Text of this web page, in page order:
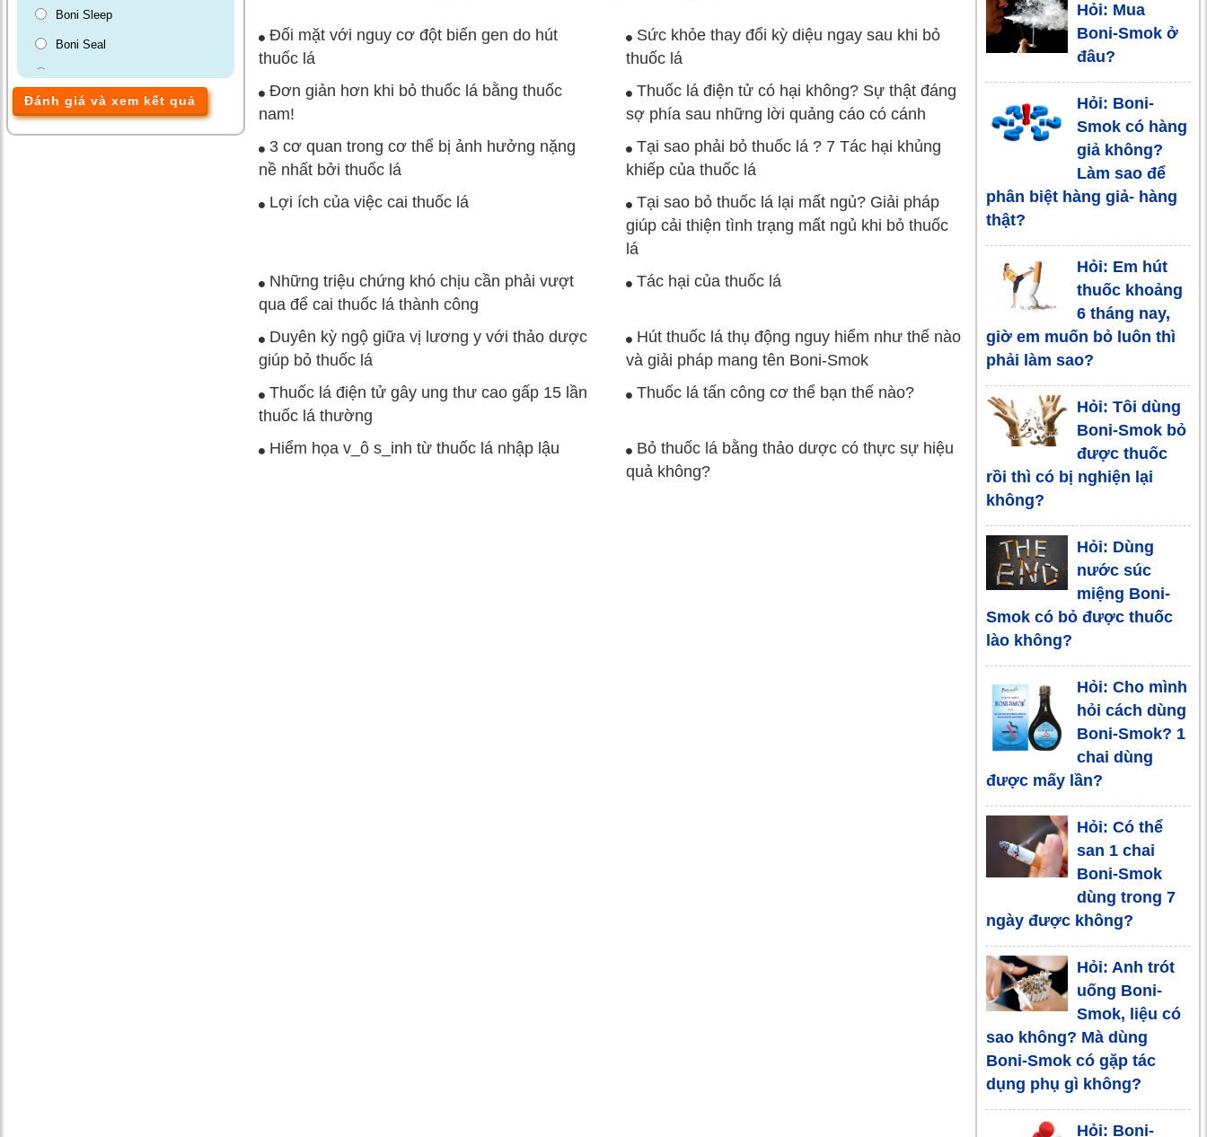
Boni Sleep
Boni Seal
Màng phim tránh thai VCF
BoniBaio
Đánh giá và xem kết quả
Đối mặt với nguy cơ đột biến gen do hút
thuốc lá
Sức khỏe thay đổi kỳ diệu ngay sau khi bỏ
thuốc lá
Đơn giản hơn khi bỏ thuốc lá bằng thuốc
nam!
Thuốc lá điện tử có hại không? Sự thật đáng
sợ phía sau những lời quảng cáo có cánh
3 cơ quan trong cơ thể bị ảnh hưởng nặng
nề nhất bởi thuốc lá
Tại sao phải bỏ thuốc lá ? 7 Tác hại khủng
khiếp của thuốc lá
Lợi ích của việc cai thuốc lá
Tại sao bỏ thuốc lá lại mất ngủ? Giải pháp
giúp cải thiện tình trạng mất ngủ khi bỏ thuốc
lá
Những triệu chứng khó chịu cần phải vượt
qua để cai thuốc lá thành công
Tác hại của thuốc lá
Duyên kỳ ngộ giữa vị lương y với thảo dược
giúp bỏ thuốc lá
Hút thuốc lá thụ động nguy hiểm như thế nào
và giải pháp mang tên Boni-Smok
Thuốc lá điện tử gây ung thư cao gấp 15 lần
thuốc lá thường
Thuốc lá tấn công cơ thể bạn thế nào?
Hiểm họa v_ô s_inh từ thuốc lá nhập lậu
Bỏ thuốc lá bằng thảo dược có thực sự hiệu
quả không?
của thuốc lá
Đối mặt với
nguy cơ đột
biến gen do
hút thuốc lá
Boni-Smok,
chắp cánh
người nghiện thuốc lá
Duyên kỳ ngộ
giữa vị lương
y với thảo
dược giúp bỏ
thuốc lá
Người lớn hút
thuốc, trẻ có
thể lên cơn
hen, đột tử
Hiểm họa v_ô
s_inh từ thuốc
lá nhập lậu
không giúp
chồng bạn bỏ
được thuốc lá
Sức khỏe thay
đổi kỳ diệu
ngay sau khi
bỏ thuốc lá
Lợi ích của
việc cai thuốc
lá
Hỏi: Mua
Boni-Smok ở
đâu?
Hỏi: Boni-
Smok có hàng
giả không?
Làm sao để
phân biệt hàng giả- hàng
thật?
Hỏi: Em hút
thuốc khoảng
6 tháng nay,
giờ em muốn bỏ luôn thì
phải làm sao?
Hỏi: Tôi dùng
Boni-Smok bỏ
được thuốc
rồi thì có bị nghiện lại
không?
Hỏi: Dùng
nước súc
miệng Boni-
Smok có bỏ được thuốc
lào không?
Hỏi: Cho mình
hỏi cách dùng
Boni-Smok? 1
chai dùng
được mấy lần?
Hỏi: Có thể
san 1 chai
Boni-Smok
dùng trong 7
ngày được không?
Hỏi: Anh trót
uống Boni-
Smok, liệu có
sao không? Mà dùng
Boni-Smok có gặp tác
dụng phụ gì không?
Hỏi: Boni-